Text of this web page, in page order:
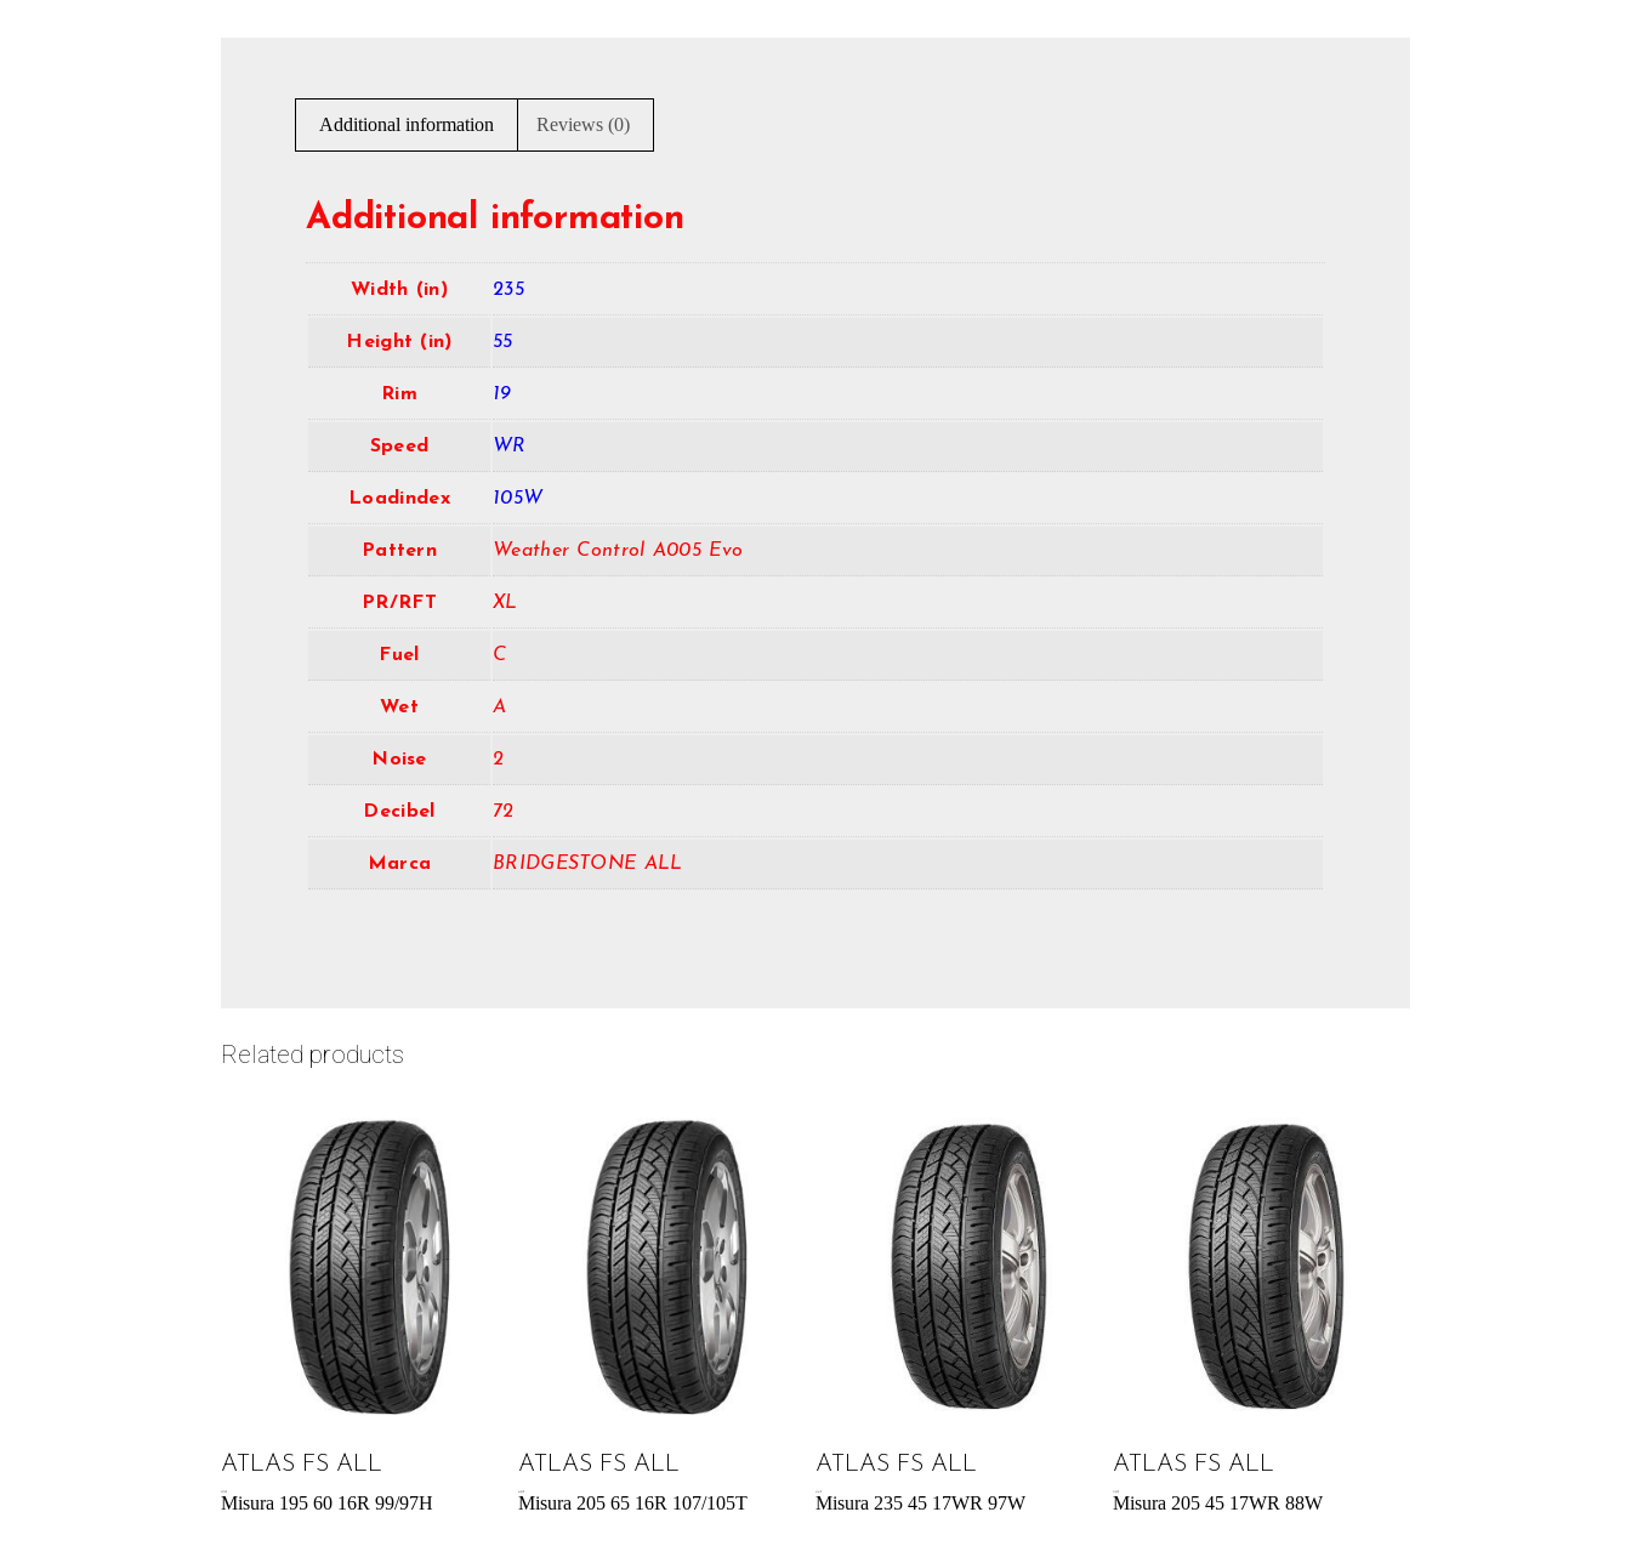
Additional information Reviews (0)
Additional information
Width (in) 235
Height (in) 55
Rim 19
Speed WR
Loadindex 105W
Pattern Weather Control A005 Evo
PR/RFT XL
Fuel C
Wet A
Noise 2
Decibel 72
Marca BRIDGESTONE ALL
Related products
ATLAS FS ALL
Misura 195 60 16R 99/97H
ATLAS FS ALL
Misura 205 65 16R 107/105T
ATLAS FS ALL
Misura 235 45 17WR 97W
ATLAS FS ALL
Misura 205 45 17WR 88W